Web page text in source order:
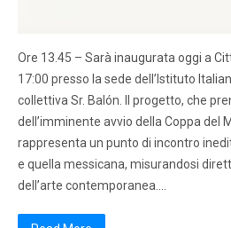
Ore 13.45 – Sarà inaugurata oggi a
17:00 presso la sede dell’Istituto
collettiva Sr. Balón. Il progetto, che
dell’imminente avvio della Coppa del
rappresenta un punto di incontro
e quella messicana, misurandosi
dell’arte contemporanea….